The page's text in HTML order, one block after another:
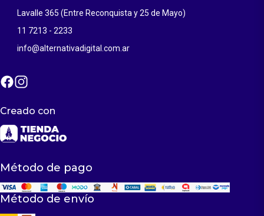
Lavalle 365 (Entre Reconquista y 25 de Mayo)
11 7213 - 2233
info@alternativadigital.com.ar
Creado con
Método de pago
Método de envío